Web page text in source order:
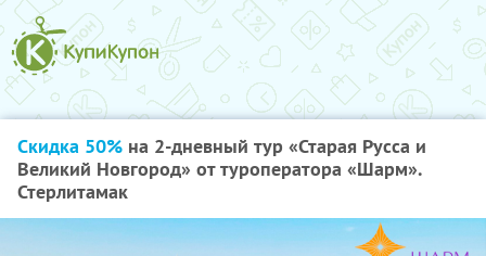
Скидка 50% на 2-дневный тур «Старая Русса и
Великий Новгород» от туроператора «Шарм».
Стерлитамак